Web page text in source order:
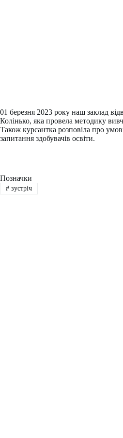
01 березня 2023 року наш заклад
Колінько, яка провела методику
Також курсантка розповіла про
запитання здобувачів освіти.
Позначки
#зустріч